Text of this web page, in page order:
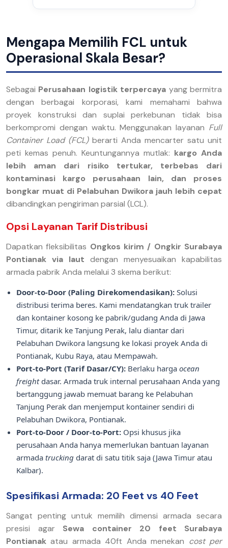
Mengapa Memilih FCL untuk
Operasional Skala Besar?
Sebagai Perusahaan logistik terpercaya yang bermitra
dengan berbagai korporasi, kami memahami bahwa
proyek konstruksi dan suplai perkebunan tidak bisa
berkompromi dengan waktu. Menggunakan layanan Full
Container Load (FCL)berarti Anda mencarter satu unit
peti kemas penuh. Keuntungannya mutlak: kargo Anda
lebih aman dari risiko tertukar, terbebas dari
kontaminasi kargo perusahaan lain, dan proses
bongkar muat di Pelabuhan Dwikora jauh lebih cepat
dibandingkan pengiriman parsial (LCL).
Opsi Layanan Tarif Distribusi
Dapatkan fleksibilitas Ongkos kirim / Ongkir Surabaya
Pontianak via laut dengan menyesuaikan kapabilitas
armada pabrik Anda melalui 3 skema berikut:
Door-to-Door (Paling Direkomendasikan): Solusi
distribusi terima beres. Kami mendatangkan truk trailer
dan kontainer kosong ke pabrik/gudang Anda di Jawa
Timur, ditarik ke Tanjung Perak, lalu diantar dari
Pelabuhan Dwikora langsung ke lokasi proyek Anda di
Pontianak, Kubu Raya, atau Mempawah.
Port-to-Port (Tarif Dasar/CY): Berlaku harga ocean
freightdasar. Armada truk internal perusahaan Anda yang
bertanggung jawab memuat barang ke Pelabuhan
Tanjung Perak dan menjemput kontainer sendiri di
Pelabuhan Dwikora, Pontianak.
Port-to-Door / Door-to-Port: Opsi khusus jika
perusahaan Anda hanya memerlukan bantuan layanan
armada trucking darat di satu titik saja (Jawa Timur atau
Kalbar).
Spesifikasi Armada: 20 Feet vs 40 Feet
Sangat penting untuk memilih dimensi armada secara
presisi agar Sewa container 20 feet Surabaya
Pontianak atau armada 40ft Anda menekan cost per